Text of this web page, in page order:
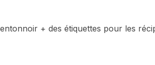
+ des étiquettes pour les